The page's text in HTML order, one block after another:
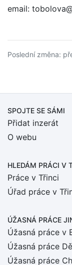
email:
Poslední změna:
SPOJTE SE SÁMI
Přidat inzerát
O webu
HLEDÁM PRÁCI V
Práce v Třinci
Úřad práce v
ÚŽASNÁ PRÁCE
Úžasná práce v
Úžasná práce
Úžasná práce